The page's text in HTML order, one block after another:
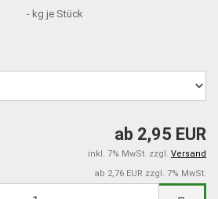
- kg je Stück
ab 2,95 EUR
inkl. 7% MwSt. zzgl. Versand
ab 2,76 EUR zzgl. 7% MwSt.